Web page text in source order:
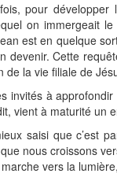
pour
on immergeait
est en quelque
devenir. Cette
la vie filiale de
invités à
vient à maturité un
saisi que c’est
nous croissons
vers la